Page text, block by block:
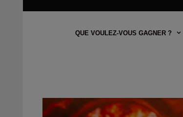
QUE VOULEZ-VOUS GAGNER ?